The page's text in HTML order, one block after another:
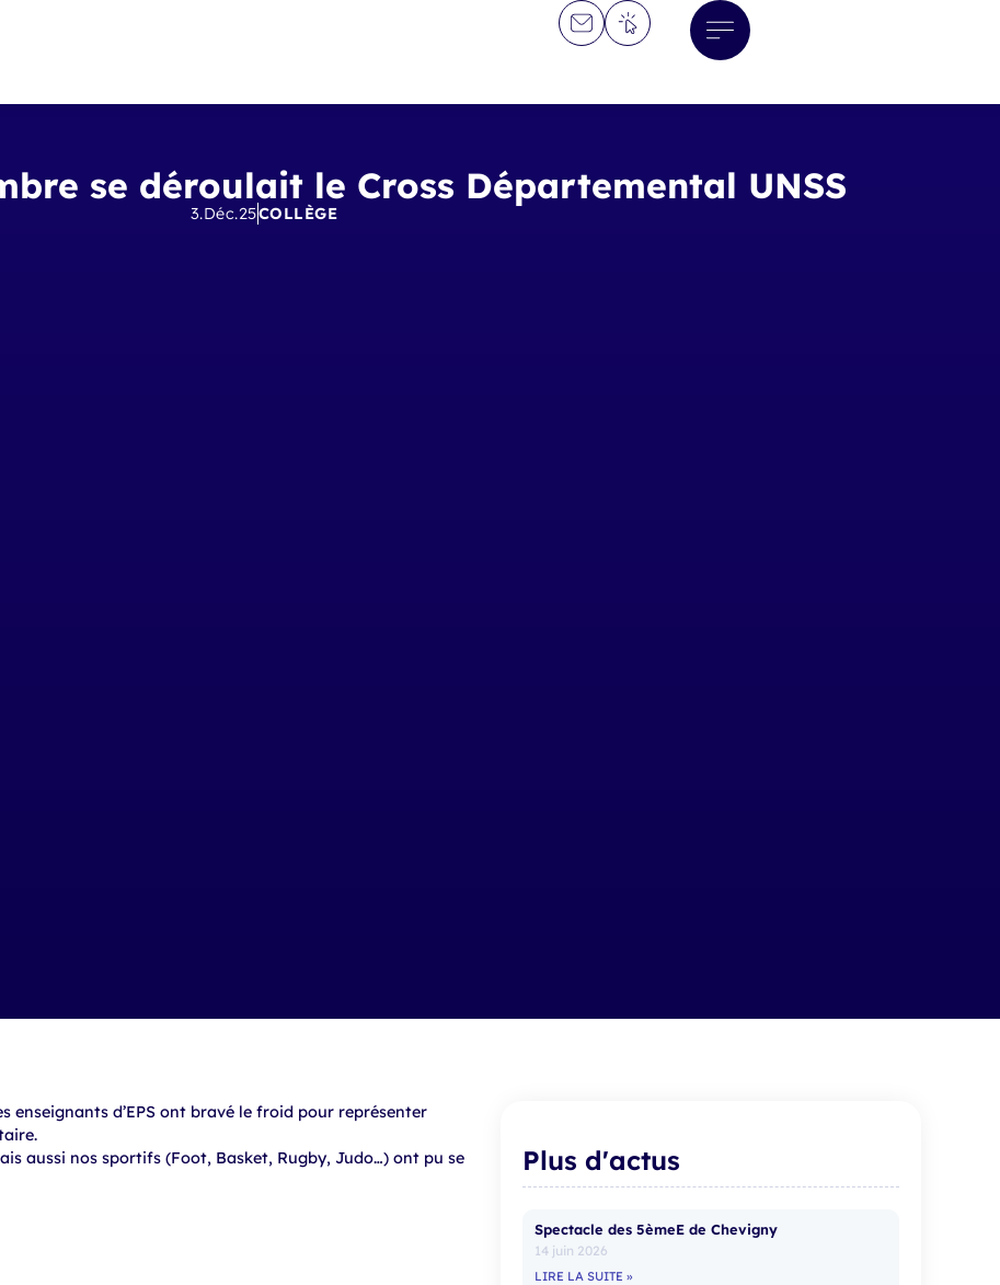
se déroulait le Cross Départemental UNSS
3.Déc.25COLLÈGE
enseignants d’EPS ont bravé le froid pour représenter
aussi nos sportifs (Foot, Basket, Rugby, Judo…) ont pu se
Plus d'actus
Spectacle des 5èmeE de Chevigny
14 juin 2026
LIRE LA SUITE »